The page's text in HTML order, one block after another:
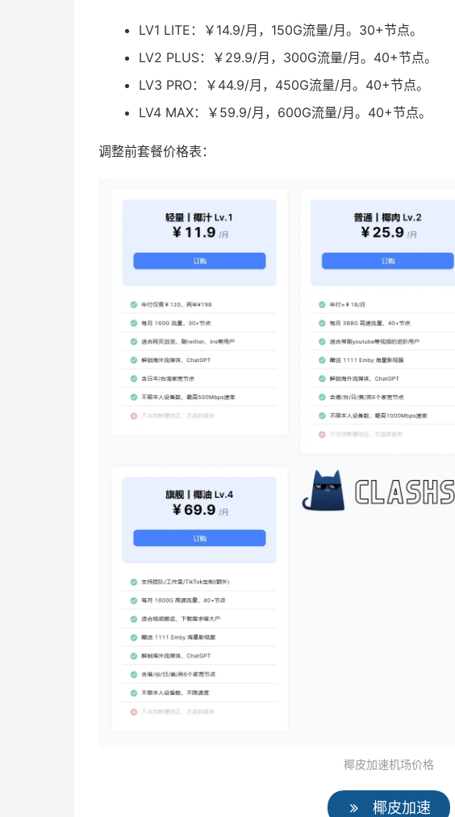
LV1 LITE：￥14.9/月，150G流量/月。30+节点。
LV2 PLUS：￥29.9/月，300G流量/月。40+节点。
LV3 PRO：￥44.9/月，450G流量/月。40+节点。
LV4 MAX：￥59.9/月，600G流量/月。40+节点。
调整前套餐价格表：
椰皮加速机场价格
椰皮加速